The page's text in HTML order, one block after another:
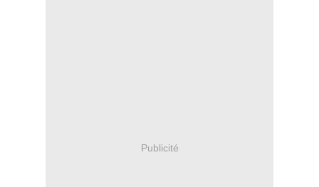
Publicité